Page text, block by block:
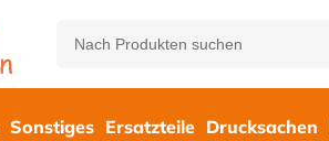
Sonstiges Ersatzteile Drucksachen